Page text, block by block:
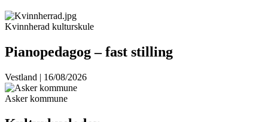
Kvinnherad kulturskule
Pianopedagog – fast stilling
Vestland | 16/08/2026
Asker kommune